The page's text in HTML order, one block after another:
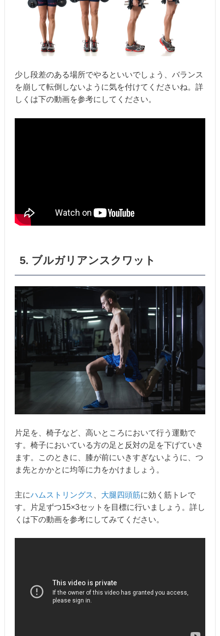
少し段差のある場所でやるといいでしょう、バランス
を崩して転倒しないように気を付けてくださいね。詳
しくは下の動画を参考にしてください。
5. ブルガリアンスクワット
片足を、椅子など、高いところにおいて行う運動で
す。椅子においている方の足と反対の足を下げていき
ます。このときに、膝が前にいきすぎないように、つ
ま先とかかとに均等に力をかけましょう。
主にハムストリングス 大腿四頭筋に効く筋トレで
す。片足ずつ15×3セットを目標に行いましょう。詳し
くは下の動画を参考にしてみてください。